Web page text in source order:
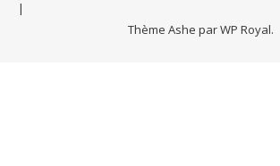
Thème Ashe parWP Royal.